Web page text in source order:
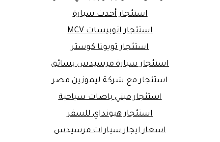
استئجار أحدث سيارة
استئجار اتوبيسات MCV
استئجار تويوتا كوستر
استئجار سيارة مرسيدس بسائق
استئجار مع شركة ليموزين مصر
استئجار ميني باصات سياحية
استئجار هيونداي للسفر
اسعار ايجار سيارات مرسيدس